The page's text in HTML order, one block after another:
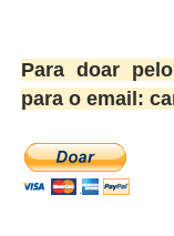
Para doar
para o email: